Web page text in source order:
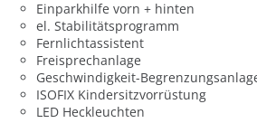
Einparkhilfe vorn + hinten
el. Stabilitätsprogramm
Fernlichtassistent
Freisprechanlage
Geschwindigkeit-
ISOFIX Kindersitzvorrüstung
LED Heckleuchten